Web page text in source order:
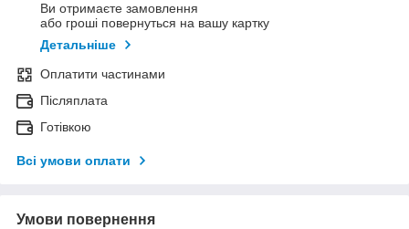
Ви отримаєте замовлення
або гроші повернуться на вашу картку
Детальніше
Оплатити частинами
Післяплата
Готівкою
Всі умови оплати
Умови повернення